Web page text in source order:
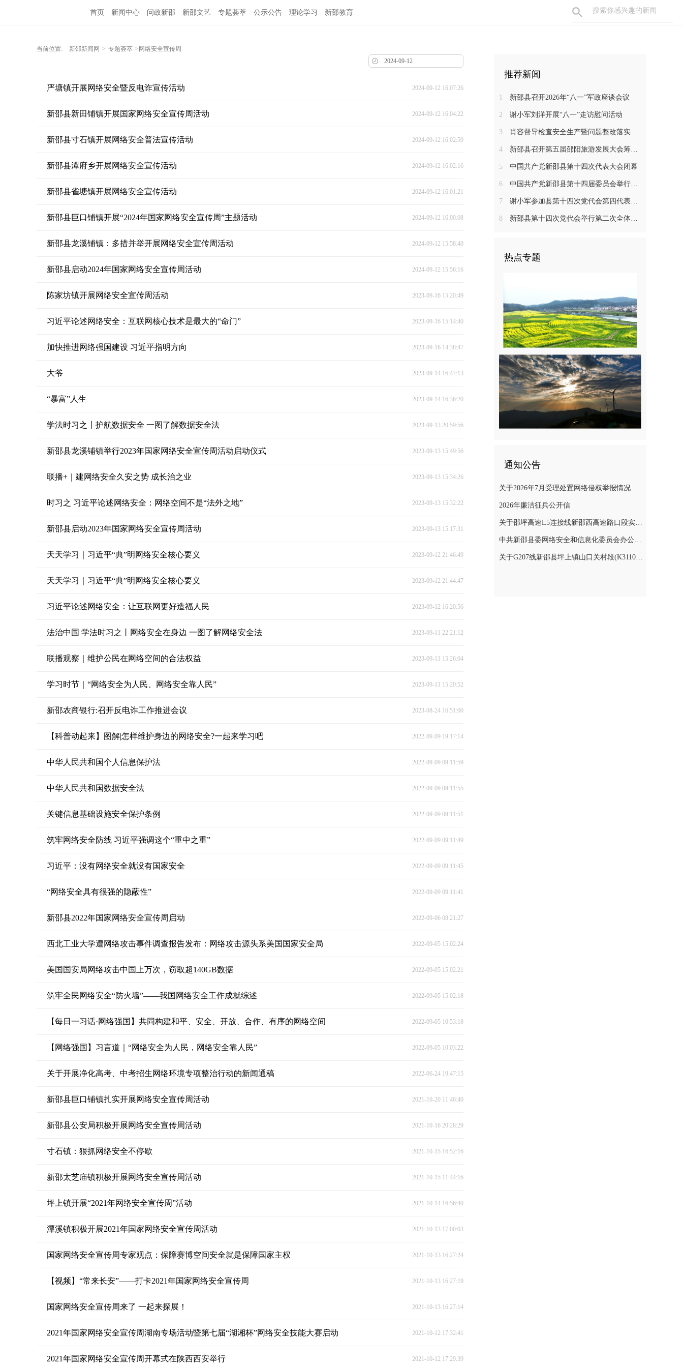
首页 新闻中心 问政新邵 新邵文艺 专题荟萃 公示公告 理论学习 新邵教育
当前位置: 新邵新闻网 > 专题荟萃 >网络安全宣传周
严塘镇开展网络安全暨反电诈宣传活动 2024-09-12 16:07:26
新邵县新田铺镇开展国家网络安全宣传周活动 2024-09-12 16:04:22
新邵县寸石镇开展网络安全普法宣传活动 2024-09-12 16:02:59
新邵县潭府乡开展网络安全宣传活动 2024-09-12 16:02:16
新邵县雀塘镇开展网络安全宣传活动 2024-09-12 16:01:21
新邵县巨口铺镇开展“2024年国家网络安全宣传周”主题活动 2024-09-12 16:00:08
新邵县龙溪铺镇：多措并举开展网络安全宣传周活动 2024-09-12 15:58:40
新邵县启动2024年国家网络安全宣传周活动 2024-09-12 15:56:16
陈家坊镇开展网络安全宣传周活动 2023-09-16 15:20:49
习近平论述网络安全：互联网核心技术是最大的“命门” 2023-09-16 15:14:40
加快推进网络强国建设 习近平指明方向 2023-09-16 14:38:47
大爷 2023-09-14 16:47:13
“暴富”人生 2023-09-14 16:36:20
学法时习之丨护航数据安全 一图了解数据安全法 2023-09-13 20:59:56
新邵县龙溪铺镇举行2023年国家网络安全宣传周活动启动仪式 2023-09-13 15:49:56
联播+｜建网络安全久安之势 成长治之业 2023-09-13 15:34:26
时习之 习近平论述网络安全：网络空间不是“法外之地” 2023-09-13 15:32:22
新邵县启动2023年国家网络安全宣传周活动 2023-09-13 15:17:31
天天学习｜习近平“典”明网络安全核心要义 2023-09-12 21:46:49
天天学习｜习近平“典”明网络安全核心要义 2023-09-12 21:44:47
习近平论述网络安全：让互联网更好造福人民 2023-09-12 16:20:56
法治中国 学法时习之丨网络安全在身边 一图了解网络安全法 2023-09-11 22:21:12
联播观察｜维护公民在网络空间的合法权益 2023-09-11 15:26:04
学习时节｜“网络安全为人民、网络安全靠人民” 2023-09-11 15:20:52
新邵农商银行:召开反电诈工作推进会议 2023-08-24 16:51:00
【科普动起来】图解|怎样维护身边的网络安全?一起来学习吧 2022-09-09 19:17:14
中华人民共和国个人信息保护法 2022-09-09 09:11:59
中华人民共和国数据安全法 2022-09-09 09:11:55
关键信息基础设施安全保护条例 2022-09-09 09:11:51
筑牢网络安全防线 习近平强调这个“重中之重” 2022-09-09 09:11:49
习近平：没有网络安全就没有国家安全 2022-09-09 09:11:45
“网络安全具有很强的隐蔽性” 2022-09-09 09:11:41
新邵县2022年国家网络安全宣传周启动 2022-09-06 08:21:27
西北工业大学遭网络攻击事件调查报告发布：网络攻击源头系美国国家安全局 2022-09-05 15:02:24
美国国安局网络攻击中国上万次，窃取超140GB数据 2022-09-05 15:02:21
筑牢全民网络安全“防火墙”——我国网络安全工作成就综述 2022-09-05 15:02:18
【每日一习话·网络强国】共同构建和平、安全、开放、合作、有序的网络空间 2022-09-05 10:53:18
【网络强国】习言道｜“网络安全为人民，网络安全靠人民” 2022-09-05 10:03:22
关于开展净化高考、中考招生网络环境专项整治行动的新闻通稿 2022-06-24 19:47:15
新邵县巨口铺镇扎实开展网络安全宣传周活动 2021-10-20 11:46:40
新邵县公安局积极开展网络安全宣传周活动 2021-10-16 20:28:29
寸石镇：狠抓网络安全不停歇 2021-10-15 16:52:16
新邵太芝庙镇积极开展网络安全宣传周活动 2021-10-15 11:44:16
坪上镇开展“2021年网络安全宣传周”活动 2021-10-14 16:56:40
潭溪镇积极开展2021年国家网络安全宣传周活动 2021-10-13 17:00:03
国家网络安全宣传周专家观点：保障赛博空间安全就是保障国家主权 2021-10-13 16:27:24
【视频】“常来长安”——打卡2021年国家网络安全宣传周 2021-10-13 16:27:19
国家网络安全宣传周来了 一起来探展！ 2021-10-13 16:27:14
2021年国家网络安全宣传周湖南专场活动暨第七届“湖湘杯”网络安全技能大赛启动 2021-10-12 17:32:41
2021年国家网络安全宣传周开幕式在陕西西安举行 2021-10-12 17:29:39
推荐新闻
1 新邵县召开2026年“八一”军政座谈会议
2 谢小军刘洋开展“八一”走访慰问活动
3 肖容督导检查安全生产暨问题整改落实工作
4 新邵县召开第五届邵阳旅游发展大会筹备工作调度会
5 中国共产党新邵县第十四次代表大会闭幕
6 中国共产党新邵县第十四届委员会举行第一次全体会议
7 谢小军参加县第十四次党代会第四代表团分组讨论
8 新邵县第十四次党代会举行第二次全体会议
热点专题
通知公告
关于2026年7月受理处置网络侵权举报情况的公示
2026年廉洁征兵公开信
关于邵坪高速L5连接线新邵西高速路口段实施交通管制的公告
中共新邵县委网络安全和信息化委员会办公室关于巡察整改进展情况的通报
关于G207线新邵县坪上镇山口关村段(K3110+900～K3112+400)公路边坡地质灾害防治工程交通管制的公告